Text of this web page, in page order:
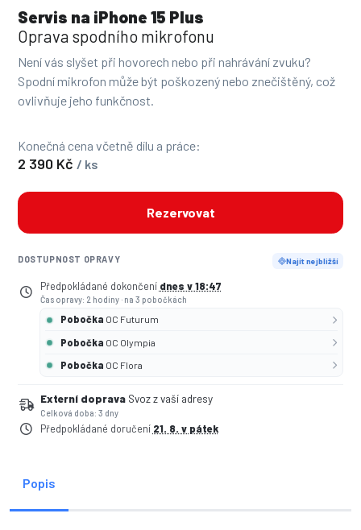
Servis na iPhone 15 Plus
Oprava spodního mikrofonu
Není vás slyšet při hovorech nebo při nahrávání zvuku?
Spodní mikrofon může být poškozený nebo znečištěný, což
ovlivňuje jeho funkčnost.
Konečná cena včetně dílu a práce:
2 390 Kč / ks
Rezervovat
DOSTUPNOST OPRAVY Najít nejbližší
Předpokládané dokončení dnes v 18:47
Čas opravy: 2 hodiny · na 3 pobočkách
Pobočka OC Futurum
Pobočka OC Olympia
Pobočka OC Flora
Externí doprava Svoz z vaší adresy
Celková doba: 3 dny
Předpokládané doručení 21. 8. v pátek
Popis